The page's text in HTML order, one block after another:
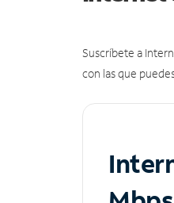
Suscríbete a
con las que